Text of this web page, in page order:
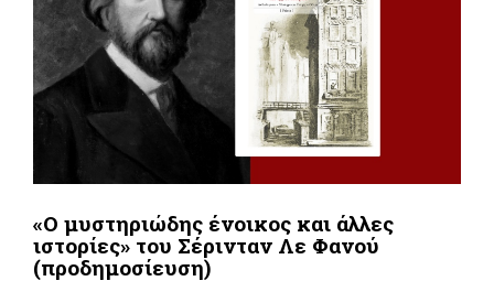
«Ο μυστηριώδης ένοικος και άλλες
ιστορίες» του Σέρινταν Λε Φανού
(προδημοσίευση)